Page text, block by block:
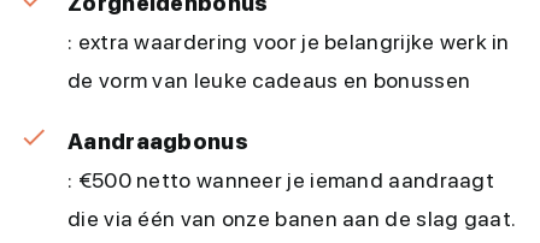
: extra waardering voor je belangrijke werk in
de vorm van leuke cadeaus en bonussen
Aandraagbonus
: €500 netto wanneer je iemand aandraagt
die via één van onze banen aan de slag gaat.